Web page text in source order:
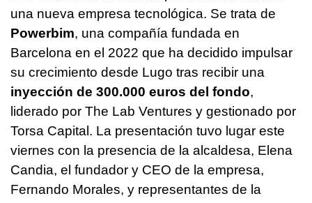
una nueva empresa tecnológica. Se trata de
Powerbim, una compañía fundada en
Barcelona en el 2022 que ha decidido impulsar
su crecimiento desde Lugo tras recibir una
inyección de 300.000 euros del fondo,
liderado por The Lab Ventures y gestionado por
Torsa Capital. La presentación tuvo lugar este
viernes con la presencia de la alcaldesa, Elena
Candia, el fundador y CEO de la empresa,
Fernando Morales, y representantes de la